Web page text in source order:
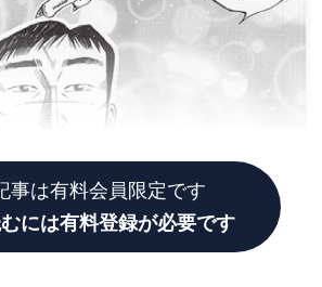
事は有料会員限定です
には有料登録が必要です